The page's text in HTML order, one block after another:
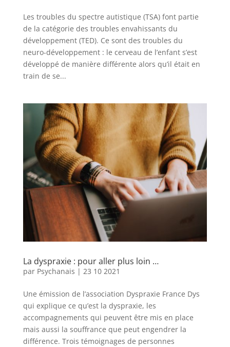
Les troubles du spectre autistique (TSA) font partie
de la catégorie des troubles envahissants du
développement (TED). Ce sont des troubles du
neuro-développement : le cerveau de l’enfant s’est
développé de manière différente alors qu’il était en
train de se...
La dyspraxie : pour aller plus loin …
par Psychanais | 23 10 2021
Une émission de l’association Dyspraxie France Dys
qui explique ce qu’est la dyspraxie, les
accompagnements qui peuvent être mis en place
mais aussi la souffrance que peut engendrer la
différence. Trois témoignages de personnes